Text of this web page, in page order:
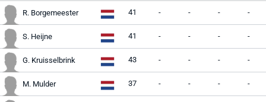
R. Borgemeester 41 - - - -
S. Heijne 41 - - - -
G. Kruisselbrink 43 - - - -
M. Mulder 37 - - - -